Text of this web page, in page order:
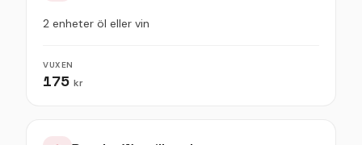
2 enheter öl eller vin
VUXEN
175 kr